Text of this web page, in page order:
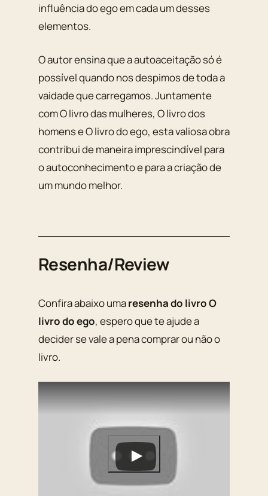
influência do ego em cada um desses
elementos.
O autor ensina que a autoaceitação só é
possível quando nos despimos de toda a
vaidade que carregamos. Juntamente
com O livro das mulheres, O livro dos
homens e O livro do ego, esta valiosa obra
contribui de maneira imprescindível para
o autoconhecimento e para a criação de
um mundo melhor.
Resenha/Review
Confira abaixo umaresenha do livro O
livro do ego, espero que te ajude a
decider se vale a pena comprar ou não o
livro.